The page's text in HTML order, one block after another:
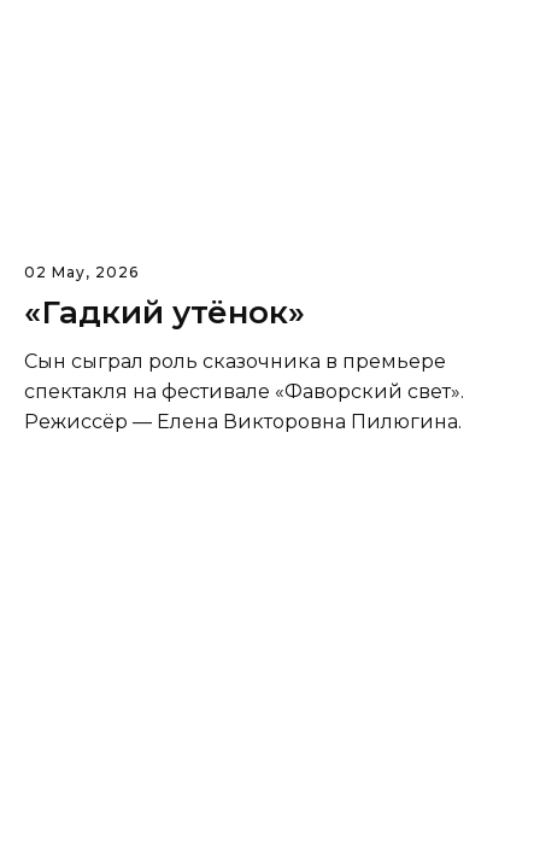
02 May, 2026
«Гадкий утёнок»
Сын сыграл роль сказочника в премьере
спектакля на фестивале «Фаворский свет».
Режиссёр — Елена Викторовна Пилюгина.